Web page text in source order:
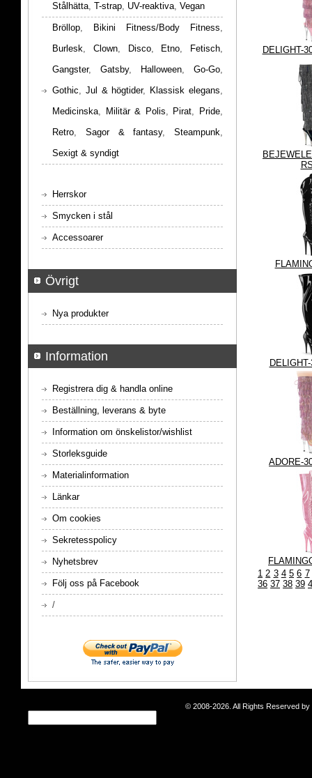
DELIGHT-
ADORE-
1 2 3 4 5 6 7
36 37 38 39
Stålhätta, T-strap, UV-reaktiva, Vegan
Bröllop, Bikini Fitness/Body Fitness,
Burlesk, Clown, Disco, Etno, Fetisch,
Gangster, Gatsby, Halloween, Go-Go,
Gothic, Jul & högtider, Klassisk elegans,
Medicinska, Militär & Polis, Pirat, Pride,
Retro, Sagor & fantasy, Steampunk,
Sexigt & syndigt
Herrskor
Smycken i stål
Accessoarer
Övrigt
Nya produkter
Information
Registrera dig & handla online
Beställning, leverans & byte
Information om önskelistor/wishlist
Storleksguide
Materialinformation
Länkar
Om cookies
Sekretesspolicy
Nyhetsbrev
Följ oss på Facebook
/
© 2008-2026. All Rights Reserved